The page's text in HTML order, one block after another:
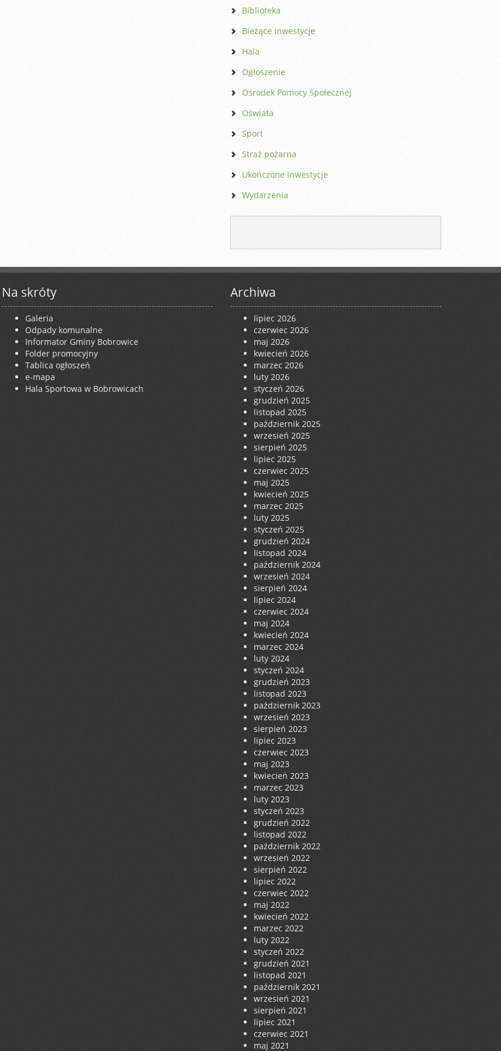
Biblioteka
Bieżące inwestycje
Hala
Ogłoszenie
Ośrodek Pomocy Społecznej
Oświata
Sport
Straż pożarna
Ukończone inwestycje
Wydarzenia
Na skróty
Galeria
Odpady komunalne
Informator Gminy Bobrowice
Folder promocyjny
Tablica ogłoszeń
e-mapa
Hala Sportowa w Bobrowicach
Archiwa
lipiec 2026
czerwiec 2026
maj 2026
kwiecień 2026
marzec 2026
luty 2026
styczeń 2026
grudzień 2025
listopad 2025
październik 2025
wrzesień 2025
sierpień 2025
lipiec 2025
czerwiec 2025
maj 2025
kwiecień 2025
marzec 2025
luty 2025
styczeń 2025
grudzień 2024
listopad 2024
październik 2024
wrzesień 2024
sierpień 2024
lipiec 2024
czerwiec 2024
maj 2024
kwiecień 2024
marzec 2024
luty 2024
styczeń 2024
grudzień 2023
listopad 2023
październik 2023
wrzesień 2023
sierpień 2023
lipiec 2023
czerwiec 2023
maj 2023
kwiecień 2023
marzec 2023
luty 2023
styczeń 2023
grudzień 2022
listopad 2022
październik 2022
wrzesień 2022
sierpień 2022
lipiec 2022
czerwiec 2022
maj 2022
kwiecień 2022
marzec 2022
luty 2022
styczeń 2022
grudzień 2021
listopad 2021
październik 2021
wrzesień 2021
sierpień 2021
lipiec 2021
czerwiec 2021
maj 2021